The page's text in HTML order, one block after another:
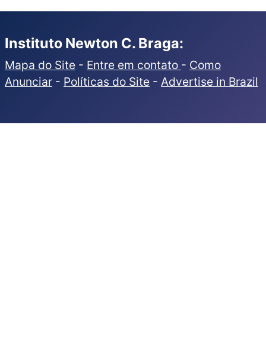
Instituto Newton C. Braga:
Mapa do Site - Entre em contato - Como
Anunciar - Políticas do Site - Advertise in Brazil